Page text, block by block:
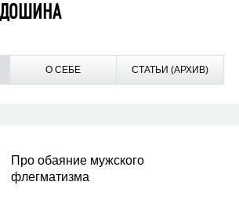
О СЕБЕ СТАТЬИ (АРХИВ)
Про обаяние мужского
флегматизма